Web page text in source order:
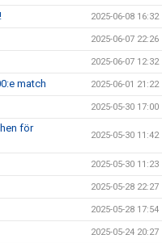
2025-06-08 16:32
2025-06-07 22:26
2025-06-07 12:32
match 2025-06-01 21:22
2025-05-30 17:00
för
2025-05-30 11:42
2025-05-30 11:23
2025-05-28 22:27
2025-05-28 17:54
2025-05-24 20:27